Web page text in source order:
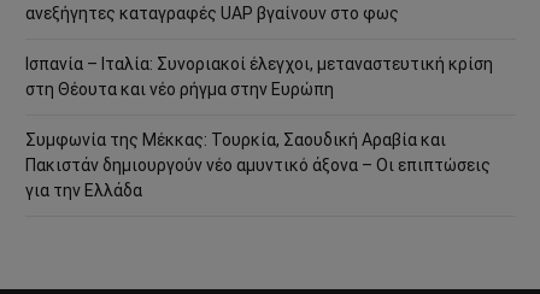
ανεξήγητες καταγραφές UAP βγαίνουν στο φως
Ισπανία – Ιταλία: Συνοριακοί έλεγχοι, μεταναστευτική κρίση
στη Θέουτα και νέο ρήγμα στην Ευρώπη
Συμφωνία της Μέκκας: Τουρκία, Σαουδική Αραβία και
Πακιστάν δημιουργούν νέο αμυντικό άξονα – Οι επιπτώσεις
για την Ελλάδα